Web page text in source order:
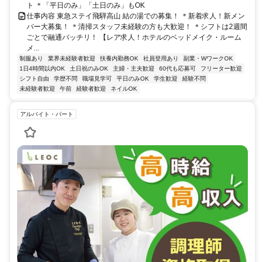
ト ＊「平日のみ」「土日のみ」もOK
仕事内容 東急ステイ飛騨高山 結の湯での募集！ ＊新着求人！新メン
バー大募集！ ＊清掃スタッフ未経験の方も大歓迎！ ＊シフトは2週間
ごとで融通バッチリ！ 【レア求人！ホテルのベッドメイク・ルーム
メ...
制服あり 業界未経験者歓迎 扶養内勤務OK 社員登用あり
副業・WワークOK
1日4時間以内OK
土日祝のみOK 主婦・主夫歓迎 60代も応募可
フリーター歓迎
シフト自由
学歴不問 職場見学可 平日のみOK 学生歓迎
経験不問
未経験者歓迎
午前 経験者歓迎 ネイルOK
アルバイト・パート